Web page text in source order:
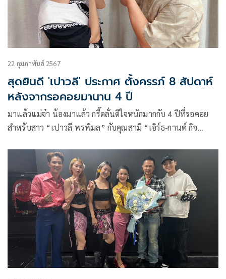
22 กุมภาพันธ์ 2567
สุดยินดี 'เปาวลี' ประกาศ ตั้งครรภ์ 8 สัปดาห์
หลังจากรอคอยมานาน 4 ปี
มาแล้วแม่จ๋า น้องมาแล้ว กรี๊ดลั่นดีใจหนักมากกับ 4 ปีที่รอคอย
สำหรับสาว “เปาวลี พรพิมล” กับคุณสามี “เอิร์ธ-กานต์ กิจ
ตั้งครรภ์ได้ 2 เดือน ทำเอาดีใจกันยกบ้าน